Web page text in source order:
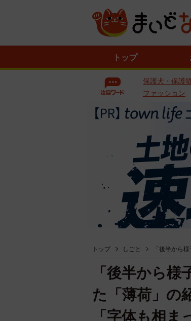
トップ
保護犬・保護
ファッション
トップ しごと 「後半から
「後半から
た「薄荷」の
「字体も相ま